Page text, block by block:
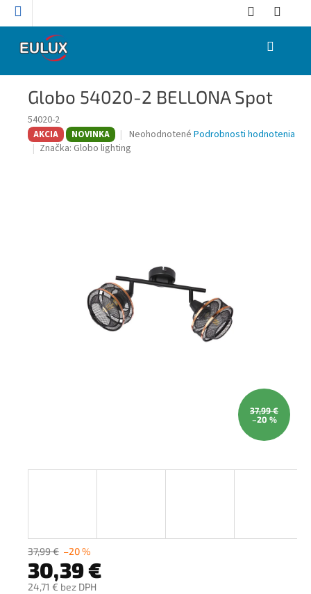
Prejsť
NÁKUPNÝ
Globo 54020-2 BELLONA Spot
54020-2
AKCIA NOVINKA
Priemerné
hodnotenie
Neohodnotené Podrobnosti hodnotenia
Značka: Globo lighting
37,99 €
–20 %
37,99 € –20 %
30,39 €
24,71 € bez DPH